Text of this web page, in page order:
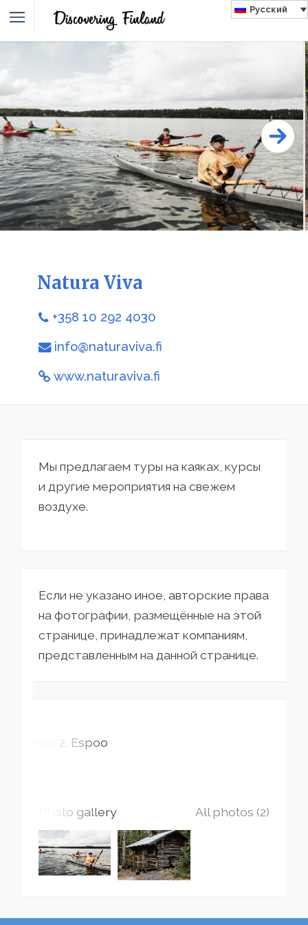
Русский
Natura Viva
+358 10 292 4030
info@naturaviva.fi
www.naturaviva.fi
Мы предлагаем туры на каяках, курсы
и другие мероприятия на свежем
воздухе.
Если не указано иное, авторские права
на фотографии, размещённые на этой
странице, принадлежат компаниям,
представленным на данной странице.
2 Espoo
Photo gallery All photos (2)